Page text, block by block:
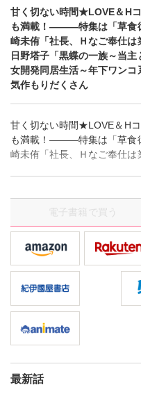
甘く切ない時間★LOVE＆H
も満載！―――特集は「草食
崎未侑「社長、Ｈなご奉仕は
日野塔子「黒蝶の一族～当
女開発同居生活～年下ワン
気作もりだくさん
甘く切ない時間★LOVE＆H
も満載！―――特集は「草食
崎未侑「社長、Ｈなご奉仕は
日野塔子「黒蝶の一族～当
女開発同居生活～年下ワン
気作もりだくさん
電子書籍で買う
最新話